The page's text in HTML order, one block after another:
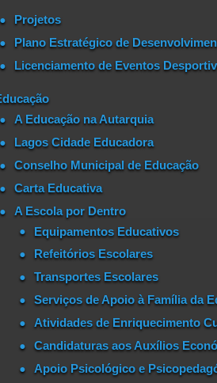
Projetos
Plano Estratégico de
Licenciamento de Eventos
A Educação na Autarquia
Lagos Cidade Educadora
Conselho Municipal de Educação
Carta Educativa
A Escola por Dentro
Equipamentos Educativos
Refeitórios Escolares
Transportes Escolares
Serviços de Apoio à Família da
Atividades de Enriquecimento
Candidaturas aos Auxílios
Apoio Psicológico e